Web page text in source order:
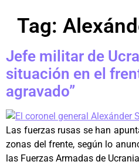
Tag:
Jefe militar de
situación en el
agravado”
Las fuerzas rusas se han
zonas del frente, según lo
las Fuerzas Armadas de